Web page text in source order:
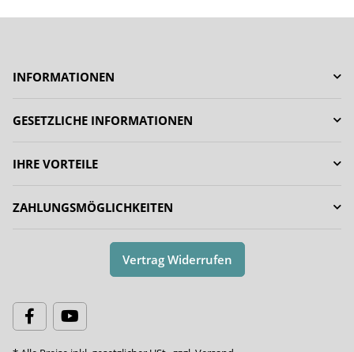
INFORMATIONEN
GESETZLICHE INFORMATIONEN
IHRE VORTEILE
ZAHLUNGSMÖGLICHKEITEN
Vertrag Widerrufen